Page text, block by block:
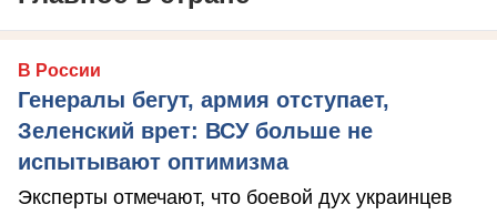
В России
Генералы бегут, армия отступает,
Зеленский врет: ВСУ больше не
испытывают оптимизма
Эксперты отмечают, что боевой дух украинцев